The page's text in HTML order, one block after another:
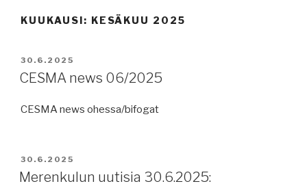
KUUKAUSI: KESÄKUU 2025
JULKAISTU
30.6.2025
CESMA news 06/2025
CESMA news ohessa/bifogat
JULKAISTU
30.6.2025
Merenkulun uutisia 30.6.2025: